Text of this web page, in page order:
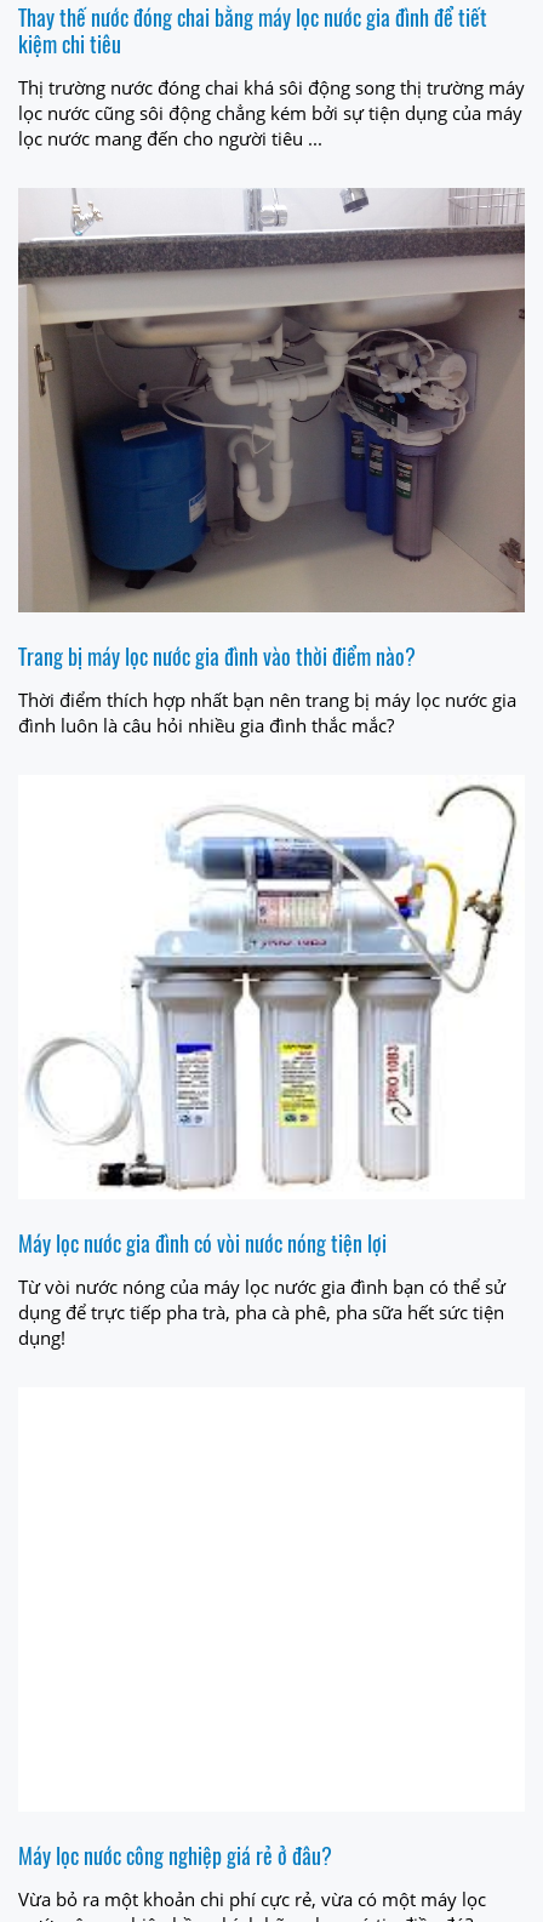
Thay thế nước đóng chai bằng máy lọc nước gia đình để tiết
kiệm chi tiêu
Thị trường nước đóng chai khá sôi động song thị trường máy
lọc nước cũng sôi động chẳng kém bởi sự tiện dụng của máy
lọc nước mang đến cho người tiêu ...
Trang bị máy lọc nước gia đình vào thời điểm nào?
Thời điểm thích hợp nhất bạn nên trang bị máy lọc nước gia
đình luôn là câu hỏi nhiều gia đình thắc mắc?
Máy lọc nước gia đình có vòi nước nóng tiện lợi
Từ vòi nước nóng của máy lọc nước gia đình bạn có thể sử
dụng để trực tiếp pha trà, pha cà phê, pha sữa hết sức tiện
dụng!
Máy lọc nước công nghiệp giá rẻ ở đâu?
Vừa bỏ ra một khoản chi phí cực rẻ, vừa có một máy lọc